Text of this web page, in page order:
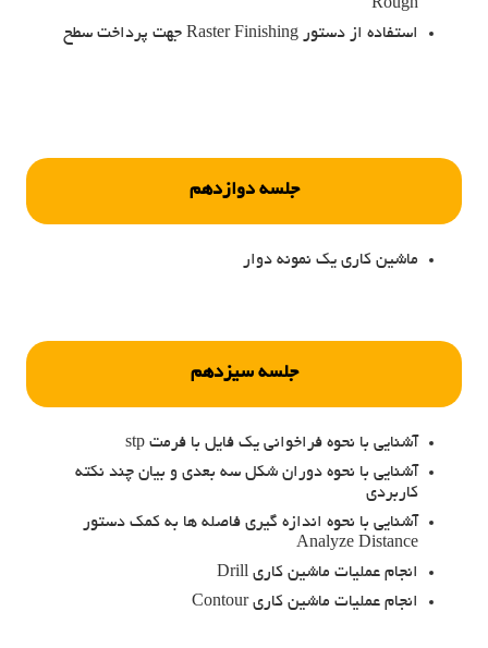
Rough
استفاده از دستور Raster Finishing جهت پرداخت سطح
جلسه دوازدهم
ماشین کاری یک نمونه دوار
جلسه سیزدهم
آشنایی با نحوه فراخوانی یک فایل با فرمت stp
آشنایی با نحوه دوران شکل سه بعدی و بیان چند نکته
کاربردی
آشنایی با نحوه اندازه گیری فاصله ها به کمک دستور
Analyze Distance
انجام عملیات ماشین کاری Drill
انجام عملیات ماشین کاری Contour